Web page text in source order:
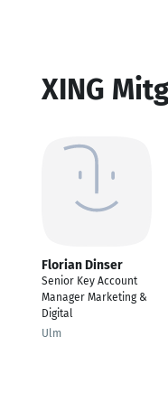
XING
Florian Dinser
Senior Key Account
Manager Marketing &
Digital
Ulm